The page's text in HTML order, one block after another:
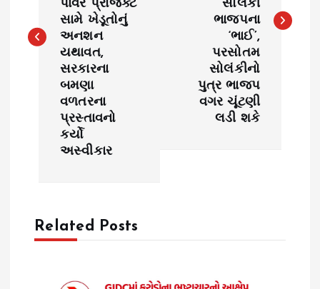
n
a
પાવર પ્રોજેક્ટ
સામે ખેડૂતોનું
અનશન
યથાવત,
સરકારના
બમણા
વળતરના
પ્રસ્તાવનો
કર્યો
અસ્વીકાર
સોલંકી
ભાજપના
‘ભાઈ’,
પરસોતમ
સોલંકીનો
પુત્ર ભાજપ
વગર ચૂંટણી
લડી શકે
Related Posts